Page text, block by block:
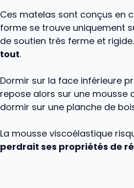
Ces matelas sont conçus en
forme se trouve uniquement
de soutien très ferme et rigide.
tout.
Dormir sur la face inférieure
repose alors sur une mousse
dormir sur une planche de
La mousse viscoélastique
perdrait ses propriétés de